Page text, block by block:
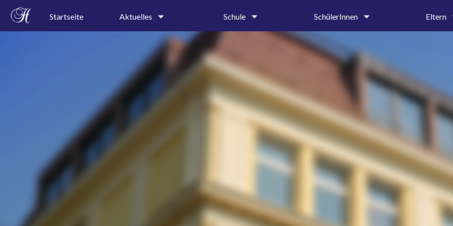
Startseite Aktuelles
Terminkalender
Speiseplan
Ferienkalender
A-B-Wochenkalender
Pressespiegel
Schule
Kollegium
Schulleitung &
Sekretariat
Prävention
Schulordnung
Schulkalender
SchülerInnen
Oberstufe
Mittel- und Unterstufe
Ehemalige und Förderer
Schülerbibliothek
Hilfe & Beratung
Beratungslehrerin
Schulsozialarbeiterin
Handlungsleitfaden
Eltern
Beurlaubungen
Elternbriefe
Schulprospekt
Ehemalige